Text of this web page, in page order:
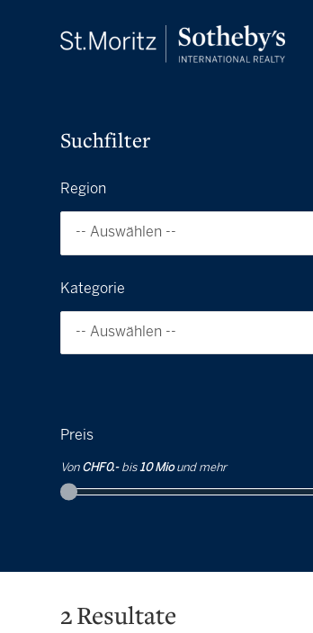
Suchfilter
Region
-- Auswählen --
Kategorie
-- Auswählen --
Preis
Von CHF 0.- bis 10 Mio und mehr
2 Resultate